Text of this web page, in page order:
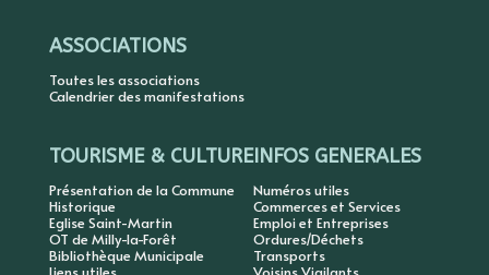
ASSOCIATIONS
Toutes les associations
Calendrier des manifestations
TOURISME & CULTURE
Présentation de la Commune
Historique
Eglise Saint-Martin
OT de Milly-la-Forêt
Bibliothèque Municipale
INFOS GENERALES
Numéros utiles
Commerces et Services
Emploi et Entreprises
Ordures/Déchets
Transports